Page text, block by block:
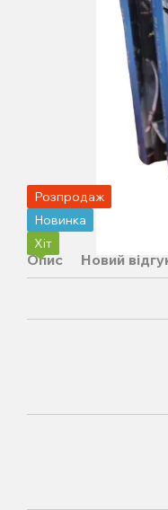
Розпродаж
Новинка
Хіт
Опис Новий